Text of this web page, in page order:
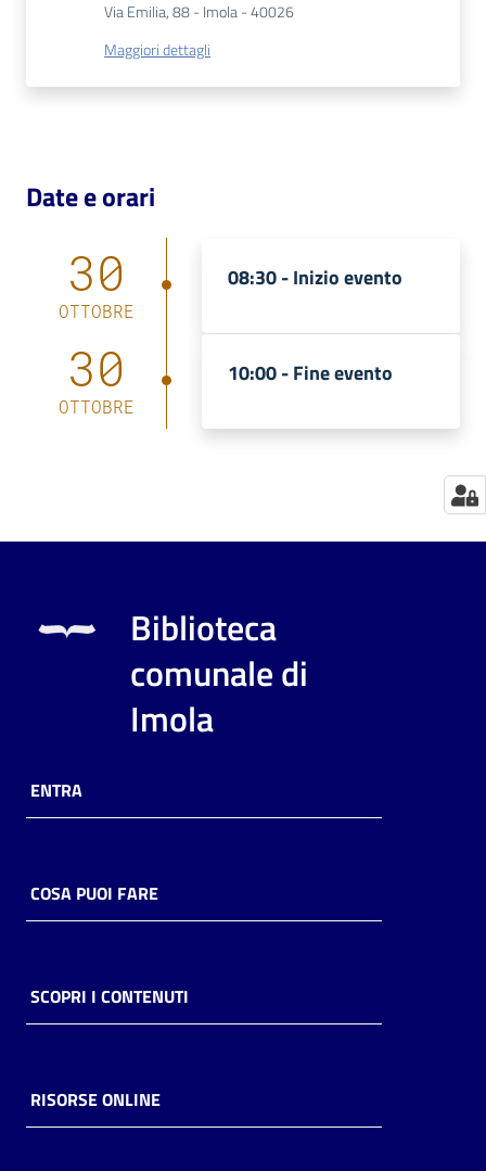
Catalogo
on line
Eventi
Via Emilia, 88 - Imola - 40026
Maggiori dettagli
Date e orari
30
OTTOBRE
08:30 -Inizio evento
30
OTTOBRE
10:00 -Fine evento
Biblioteca
comunale di
Imola
ENTRA
COSA PUOI FARE
SCOPRI I CONTENUTI
RISORSE ONLINE